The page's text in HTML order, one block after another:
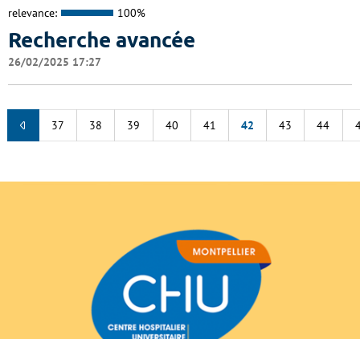
relevance: 100%
Recherche avancée
26/02/2025 17:27
37 38 39 40 41 42 43 44